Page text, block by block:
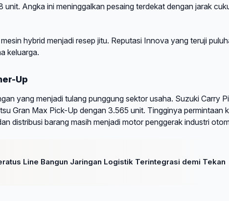
Angka ini meninggalkan pesaing terdekat dengan jarak
hybrid menjadi resep jitu. Reputasi Innova yang teruji
keluarga.
Up
yang menjadi tulang punggung sektor usaha. Suzuki Carry
Gran Max Pick-Up dengan 3.565 unit. Tingginya permintaan
distribusi barang masih menjadi motor penggerak industri
Line Bangun Jaringan Logistik Terintegrasi demi Tekan